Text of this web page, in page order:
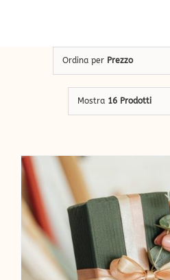
Ordina per Prezzo
Mostra 16 Prodotti